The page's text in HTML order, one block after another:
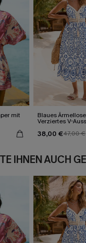
mit Blaues
Verziertes V-
38,00 €47,00 €
IHNEN AUCH